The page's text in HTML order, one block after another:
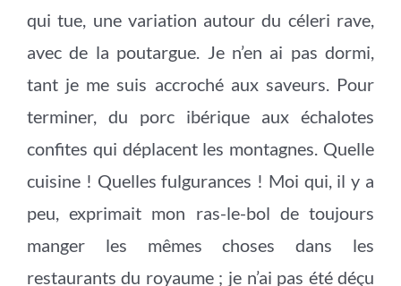
qui tue, une variation autour du céleri rave,
avec de la poutargue. Je n’en ai pas dormi,
tant je me suis accroché aux saveurs. Pour
terminer, du porc ibérique aux échalotes
confites qui déplacent les montagnes. Quelle
cuisine ! Quelles fulgurances ! Moi qui, il y a
peu, exprimait mon ras-le-bol de toujours
manger les mêmes choses dans les
restaurants du royaume ; je n’ai pas été déçu